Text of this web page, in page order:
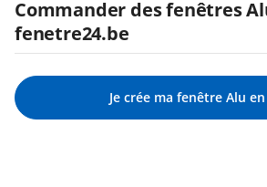
Commander des fenêtres
fenetre24.be
Je crée ma fenêtre Alu